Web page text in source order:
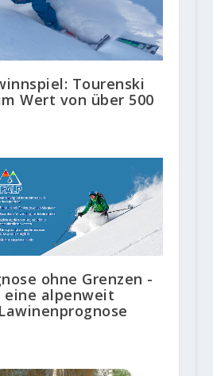
Tourenski
Wert von über 500
ohne Grenzen -
alpenweit